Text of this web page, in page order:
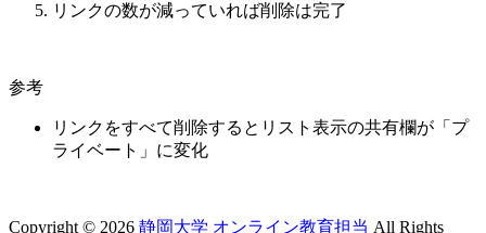
リンクの数が減っていれば削除は完了
参考
リンクをすべて削除するとリスト表示の共有欄が「プ
ライベート」に変化
Copyright © 2026 静岡大学 オンライン教育担当 All Rights